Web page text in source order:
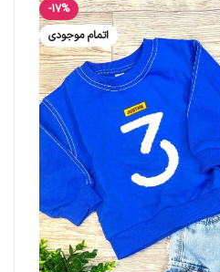
-17%
اتمام موجودی